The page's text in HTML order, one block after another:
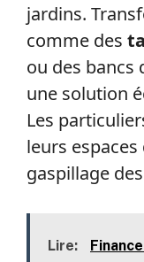
jardins.
comme des
ou des bancs
une solution
Les
leurs
gaspillage
Lire: